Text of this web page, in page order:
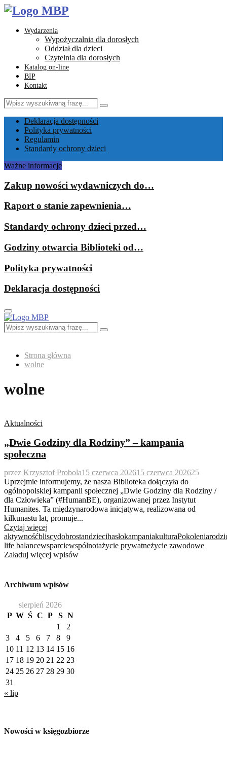
Wydarzenia
Wypożyczalnia dla dorosłych
Oddział dla dzieci
Czytelnia dla dorosłych
Katalog on-line
BIP
Kontakt
Search
for:
Search
Deklaracja dostępności
Polityka prywatności
Regulamin
Standardy ochrony dzieci
Ważne informacje
Zakup nowości wydawniczych do…
Raport o stanie zapewnienia…
Standardy ochrony dzieci przed…
Godziny otwarcia Biblioteki od…
Polityka prywatności
Deklaracja dostępności
Primary
Menu
Search
for:
Search
Strona główna
wolne
wolne
Aktualności
„Dwie Godziny dla Rodziny” – kampania
społeczna
przez Krzysztof Probola15 czerwca 202615 czerwca 202625
Uprzejmie informujemy, że nasza Biblioteka dołączyła do
ogólnopolskiej kampanii społecznej „Dwie Godziny dla Rodziny /
dla Człowieka” (#HumanBE), organizowanej przez Instytut
Humanites. Ta międzynarodowa inicjatywa, realizowana od
kilkunastu lat, promuje...
Czytaj więcej
aktywnośćbliscydobrostandziecihasłokampaniakulturaPokolenia
life balancewsparciewspólnotażycie prywatneżycie zawodowe
Załaduj więcej wpisów
Archiwum wpisów
sierpień 2026
P W Ś C P S N
1
2
3
4 5 6 7 8
9
10 11 12 13 14 15 16
17 18 19 20 21 22 23
24 25 26 27 28 29 30
31
« lip
Nowości w księgozbiorze